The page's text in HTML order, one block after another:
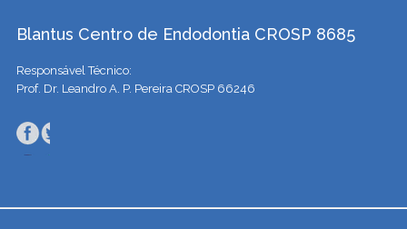
Blantus Centro de Endodontia CROSP 8685
Responsável Técnico:
Prof. Dr. Leandro A. P. Pereira CROSP 66246